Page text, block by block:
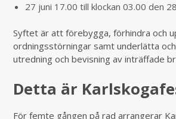
27 juni 17.00 till klockan 03.00 den
Syftet är att förebygga, förhindra och
ordningsstörningar samt underlätta
utredning och bevisning av inträffade
Detta är
För femte gången på rad arrangerar